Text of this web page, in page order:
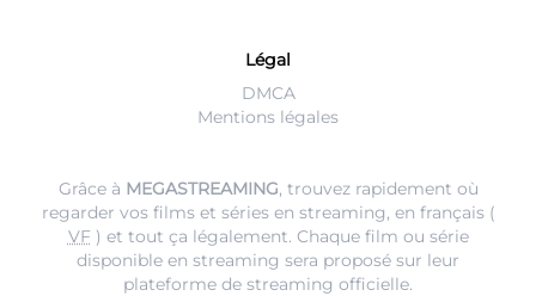
Légal
DMCA
Mentions légales
Grâce à MEGASTREAMING, trouvez rapidement où
regarder vos films et séries en streaming, en français (
VF) et tout ça légalement. Chaque film ou série
disponible en streaming sera proposé sur leur
plateforme de streaming officielle.